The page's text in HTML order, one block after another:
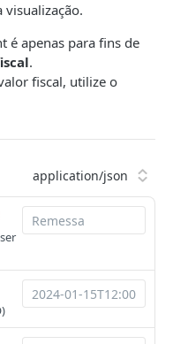
POST
POST
POST
GET
POST
POST
POST
POST
POST
DEL
POST
GET
DEL
POST
POST
GET
(ECONF) POST
GET
GET
POST
POST
visualização.
é apenas para fins de
.
fiscal, utilize o